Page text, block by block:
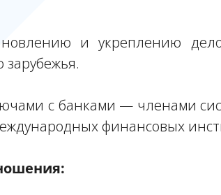
и укреплению
с банками — членами
финансовых